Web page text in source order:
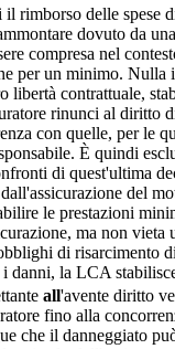
il rimborso delle spese
dovuto da
compresa nel
per un minimo. Nulla
libertà contrattuale,
rinunci al diritto
con quelle, per le
È quindi
di quest'ultima
del
le prestazioni
ma non vieta
di risarcimento
danni, la LCA
all'avente diritto
fino alla
che il danneggiato